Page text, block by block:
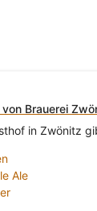
Brauerei
in Zwönitz
Ale